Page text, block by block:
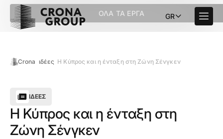
ΌΛΑ ΤΑ ΈΡΓΑ GR
Crona ιδέες Η Κύπρος και η ένταξη στη Ζώνη Σένγκεν
ΙΔΈΕΣ
Η Κύπρος και η ένταξη στη
Ζώνη Σένγκεν